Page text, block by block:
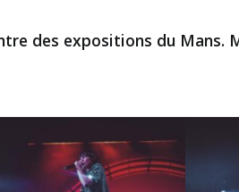
des expositions du Mans.